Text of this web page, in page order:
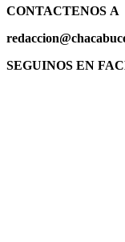
CONTACTENOS A
SEGUINOS EN